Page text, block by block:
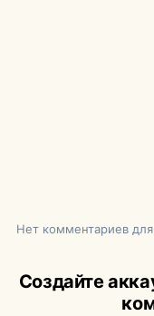
Нет комментариев
Создайте